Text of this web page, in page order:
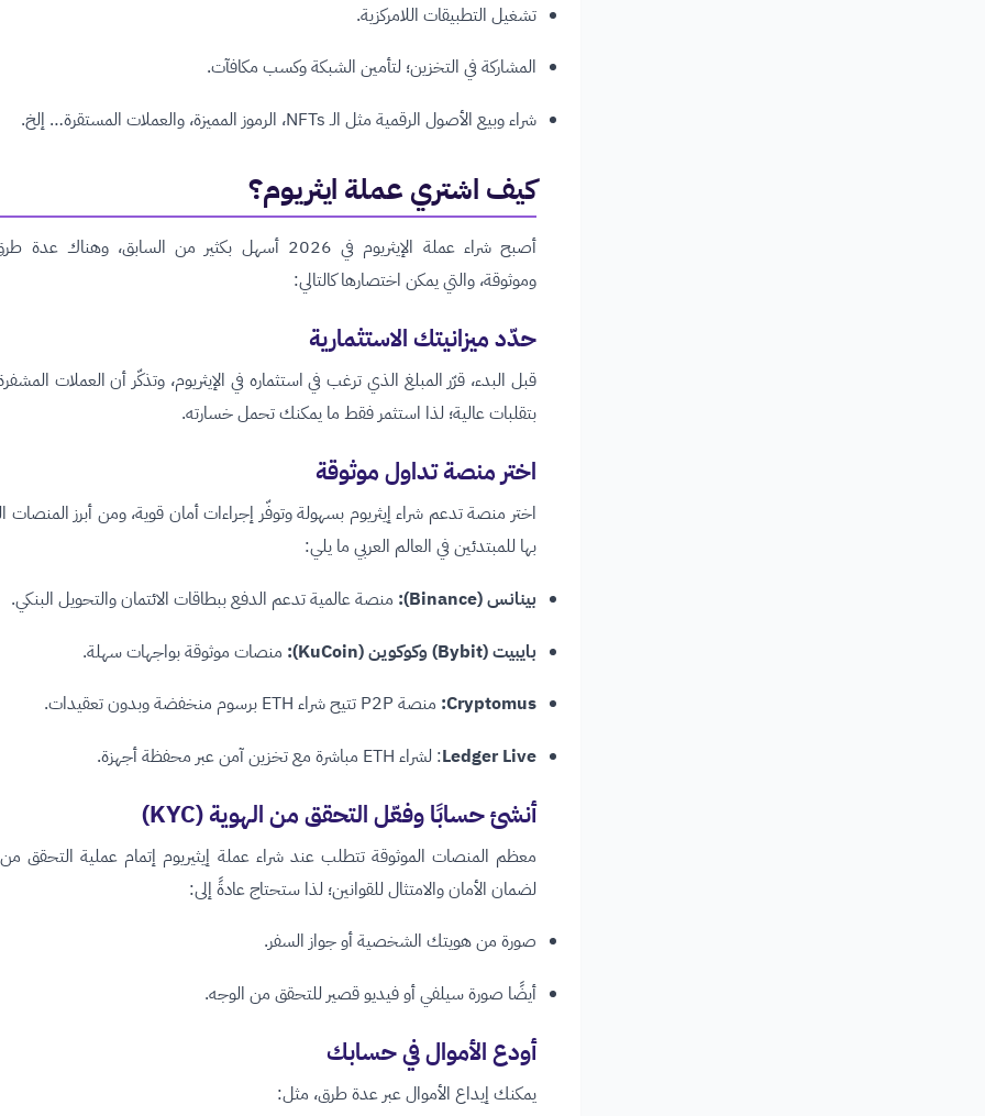
تشغيل التطبيقات اللامركزية.
المشاركة في التخزين؛ لتأمين الشبكة وكسب مكافآت.
شراء وبيع الأصول الرقمية مثل الـ NFTs، الرموز المميزة، والعملات المستقرة… إلخ.
كيف اشتري عملة ايثريوم؟
أصبح شراء عملة الإيثريوم في 2026 أسهل بكثير من السابق، وهناك
وموثوقة، والتي يمكن اختصارها كالتالي:
حدّد ميزانيتك الاستثمارية
قبل البدء، قرّر المبلغ الذي ترغب في استثماره في الإيثريوم، وتذكّر أن العملات
بتقلبات عالية؛ لذا استثمر فقط ما يمكنك تحمل خسارته.
اختر منصة تداول موثوقة
اختر منصة تدعم شراء إيثريوم بسهولة وتوفّر إجراءات أمان قوية، ومن أبرز
بها للمبتدئين في العالم العربي ما يلي:
بينانس (Binance):
منصة عالمية تدعم الدفع ببطاقات الائتمان والتحويل البنكي.
بايبيت (Bybit) وكوكوين (KuCoin):
منصات موثوقة بواجهات سهلة.
Cryptomus: منصة P2P تتيح شراء ETH برسوم منخفضة وبدون تعقيدات.
Ledger Live: لشراء ETH مباشرة مع تخزين آمن عبر محفظة أجهزة.
أنشئ حسابًا وفعّل التحقق من الهوية (KYC)
معظم المنصات الموثوقة تتطلب عند شراء عملة إيثيريوم إتمام عملية التحقق من
لضمان الأمان والامتثال للقوانين؛ لذا ستحتاج عادةً إلى:
صورة من هويتك الشخصية أو جواز السفر.
أيضًا صورة سيلفي أو فيديو قصير للتحقق من الوجه.
أودع الأموال في حسابك
يمكنك إيداع الأموال عبر عدة طرق، مثل: